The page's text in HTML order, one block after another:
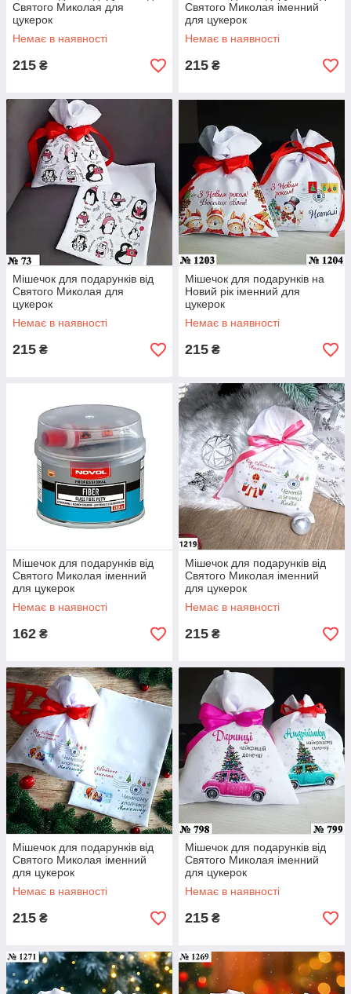
Святого Миколая для
цукерок
Немає в наявності
215 ₴
Святого Миколая іменний
для цукерок
Немає в наявності
215 ₴
Мішечок для подарунків від
Святого Миколая для
цукерок
Немає в наявності
215 ₴
Мішечок для подарунків на
Новий рік іменний для
цукерок
Немає в наявності
215 ₴
Мішечок для подарунків від
Святого Миколая іменний
для цукерок
Немає в наявності
162 ₴
Мішечок для подарунків від
Святого Миколая іменний
для цукерок
Немає в наявності
215 ₴
Мішечок для подарунків від
Святого Миколая іменний
для цукерок
Немає в наявності
215 ₴
Мішечок для подарунків від
Святого Миколая іменний
для цукерок
Немає в наявності
215 ₴